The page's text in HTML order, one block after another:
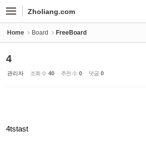
Zholiang.com
Home Board FreeBoard
4
관리자 조회 수 40 추천 수 0 댓글 0
4tstast